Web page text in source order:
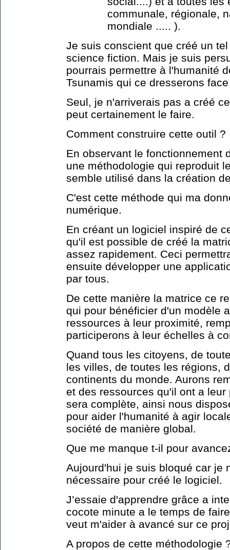
communale, régionale,
mondiale ..... ).
Je suis conscient que créé un
science fiction. Mais je suis
pourrais permettre à l'humanité
Tsunamis qui ce dresserons
Seul, je n'arriverais pas a créé
peut certainement le faire.
Comment construire cette outil ?
En observant le fonctionnement
une méthodologie qui reproduit
semble utilisé dans la création
C'est cette méthode qui ma
numérique.
En créant un logiciel inspiré de
qu'il est possible de créé la
assez rapidement. Ceci
ensuite développer une
par tous.
De cette manière la matrice ce
qui pour bénéficier d'un modèle
ressources à leur proximité,
participerons à leur échelles à
Quand tous les citoyens, de
les villes, de toutes les régions,
continents du monde. Aurons
et des ressources qu'il ont a
sera complète, ainsi nous
pour aider l'humanité à agir
société de manière global.
Que me manque t-il pour
Aujourd'hui je suis bloqué car je
nécessaire pour créé le logiciel.
J’essaie d'apprendre grâce a
cocote minute a le temps de
veut m'aider à avancé sur ce
A propos de cette méthodologie